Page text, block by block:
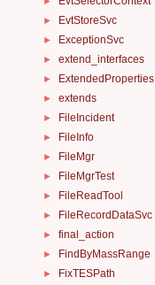
► EvtStoreSvc
► ExceptionSvc
► extend_interfaces
► ExtendedProperties
► extends
► FileIncident
► FileInfo
► FileMgr
► FileMgrTest
► FileReadTool
► FileRecordDataSvc
► final_action
► FindByMassRange
► FixTESPath